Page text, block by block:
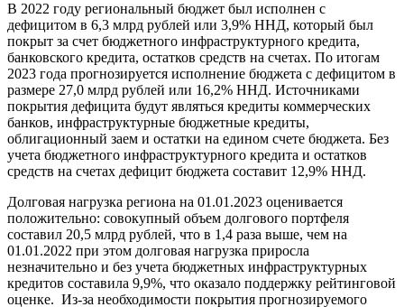
В 2022 году региональный бюджет был исполнен с
дефицитом в 6,3 млрд рублей или 3,9% ННД, который был
покрыт за счет бюджетного инфраструктурного кредита,
банковского кредита, остатков средств на счетах. По итогам
2023 года прогнозируется исполнение бюджета с дефицитом в
размере 27,0 млрд рублей или 16,2% ННД. Источниками
покрытия дефицита будут являться кредиты коммерческих
банков, инфраструктурные бюджетные кредиты,
облигационный заем и остатки на едином счете бюджета. Без
учета бюджетного инфраструктурного кредита и остатков
средств на счетах дефицит бюджета составит 12,9% ННД.
Долговая нагрузка региона на 01.01.2023 оценивается
положительно: совокупный объем долгового портфеля
составил 20,5 млрд рублей, что в 1,4 раза выше, чем на
01.01.2022 при этом долговая нагрузка приросла
незначительно и без учета бюджетных инфраструктурных
кредитов составила 9,9%, что оказало поддержку рейтинговой
оценке. Из-за необходимости покрытия прогнозируемого